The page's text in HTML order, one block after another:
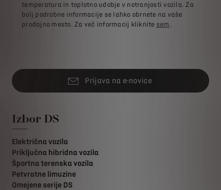
temperatura in toplotno udobje v notranjosti vozila. Za
bolj podrobne informacije se lahko obrnete na vaše
prodajno mesto. Za več informacij kliknite sem .
Prijava na e-novice
Izbor DS
Električna vozila
Priključna hibridna vozila
Športna terenska vozila
Petvratne limuzine
Omejene serije DS